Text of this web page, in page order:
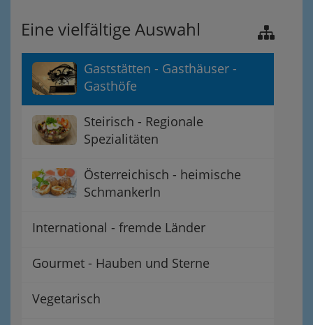
Eine vielfältige Auswahl
Gaststätten - Gasthäuser -
Gasthöfe
Steirisch - Regionale
Spezialitäten
Österreichisch - heimische
Schmankerln
International - fremde Länder
Gourmet - Hauben und Sterne
Vegetarisch